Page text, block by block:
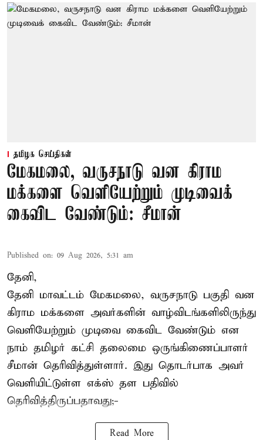
தமிழக செய்திகள்
மேகமலை, வருசநாடு வன கிராம
மக்களை வெளியேற்றும் முடிவைக்
கைவிட வேண்டும்: சீமான்
Published on: 09 Aug 2026, 5:31 am
தேனி,
தேனி மாவட்டம் மேகமலை, வருசநாடு பகுதி வன
கிராம மக்களை அவர்களின் வாழ்விடங்களிலிருந்து
வெளியேற்றும் முடிவை கைவிட வேண்டும் என
நாம் தமிழர் கட்சி தலைமை ஒருங்கிணைப்பாளர்
சீமான் தெரிவித்துள்ளார். இது தொடர்பாக அவர்
வெளியிட்டுள்ள எக்ஸ் தள பதிவில்
தெரிவித்திருப்பதாவது;-
Read More